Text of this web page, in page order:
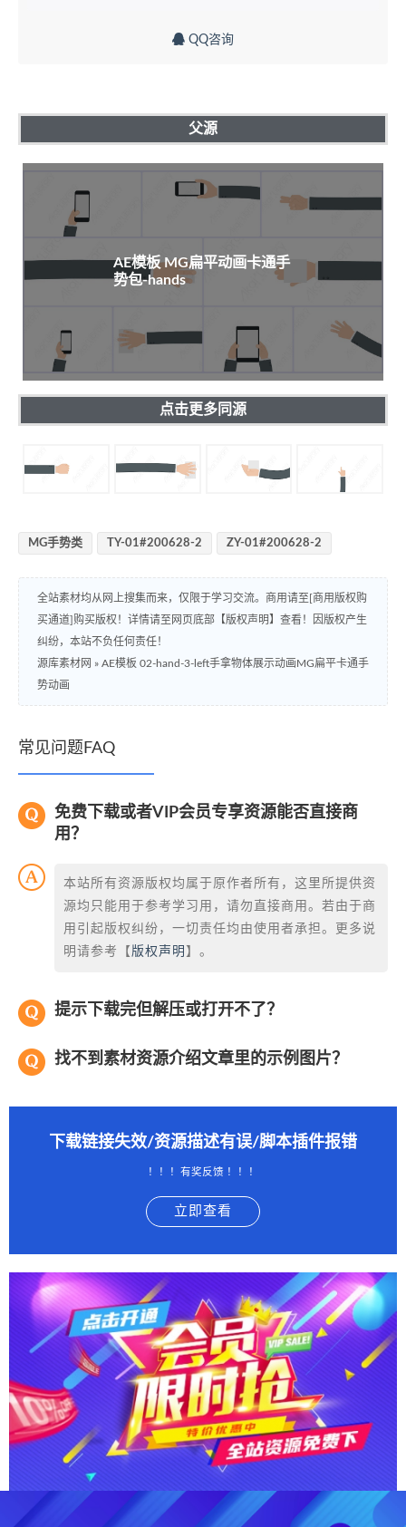
QQ咨询
父源
AE模板 MG扁平动画卡通手
势包-hands
点击更多同源
MG手势类 TY-01#200628-2 ZY-01#200628-2
全站素材均从网上搜集而来，仅限于学习交流。商用请至[商用版权购
买通道]购买版权！详情请至网页底部【版权声明】查看！因版权产生
纠纷，本站不负任何责任！
源库素材网 » AE模板 02-hand-3-left手拿物体展示动画MG扁平卡通手
势动画
常见问题FAQ
免费下载或者VIP会员专享资源能否直接商
用？
本站所有资源版权均属于原作者所有，这里所提供资
源均只能用于参考学习用，请勿直接商用。若由于商
用引起版权纠纷，一切责任均由使用者承担。更多说
明请参考【 版权声明 】。
提示下载完但解压或打开不了？
找不到素材资源介绍文章里的示例图片？
下载链接失效/资源描述有误/脚本插件报错
！！！有奖反馈 ！！！
立即查看